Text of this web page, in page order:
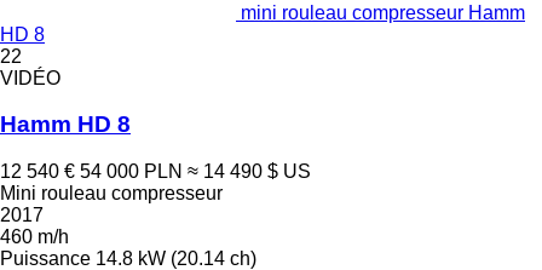
mini rouleau compresseur Hamm
HD 8
22
VIDÉO
Hamm HD 8
12 540 € 54 000 PLN ≈ 14 490 $ US
Mini rouleau compresseur
2017
460 m/h
Puissance 14.8 kW (20.14 ch)